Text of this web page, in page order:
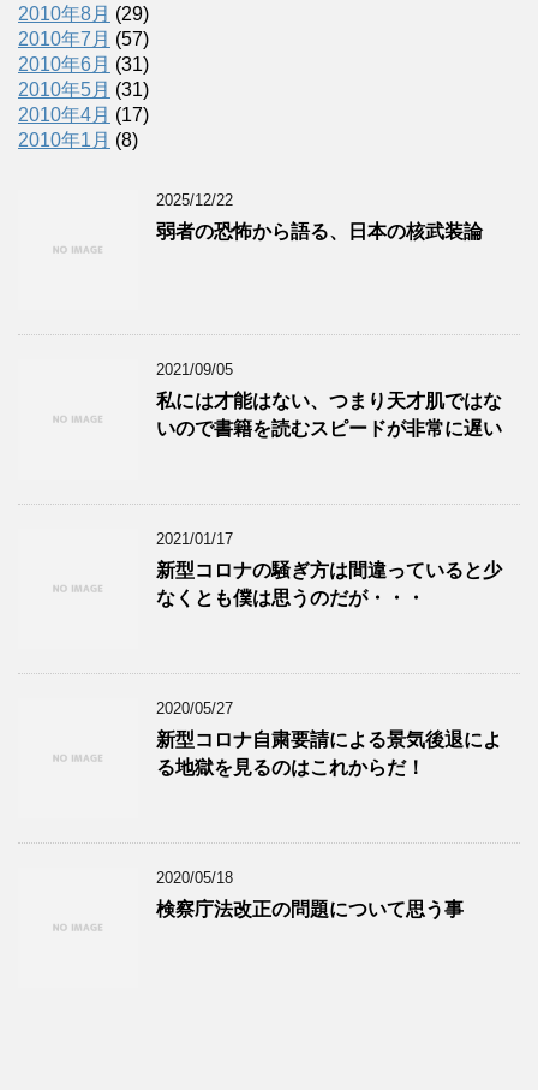
2010年8月 (29)
2010年7月 (57)
2010年6月 (31)
2010年5月 (31)
2010年4月 (17)
2010年1月 (8)
2025/12/22
弱者の恐怖から語る、日本の核武装論
2021/09/05
私には才能はない、つまり天才肌ではな
いので書籍を読むスピードが非常に遅い
2021/01/17
新型コロナの騒ぎ方は間違っていると少
なくとも僕は思うのだが・・・
2020/05/27
新型コロナ自粛要請による景気後退によ
る地獄を見るのはこれからだ！
2020/05/18
検察庁法改正の問題について思う事